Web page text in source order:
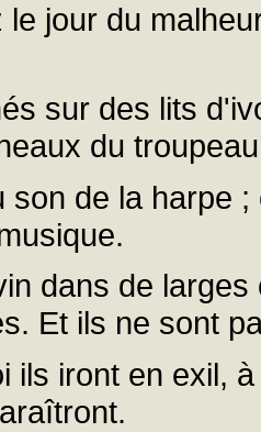
le jour du
sur des lits
du
son de la harpe
dans de
Et ils ne sont
ils iront en exil,